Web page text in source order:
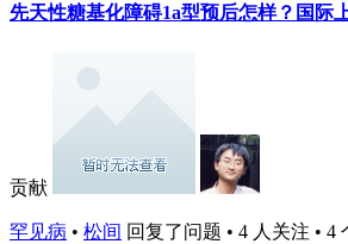
先天性糖基化障碍1a型预后怎样？国际
贡献
罕见病 • 松间 回复了问题 • 4 人关注 • 4